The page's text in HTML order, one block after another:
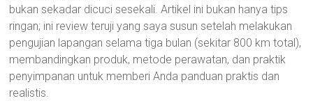
bukan sekadar dicuci sesekali. Artikel ini bukan hanya tips
ringan; ini review teruji yang saya susun setelah melakukan
pengujian lapangan selama tiga bulan (sekitar 800 km total),
membandingkan produk, metode perawatan, dan praktik
penyimpanan untuk memberi Anda panduan praktis dan
realistis.